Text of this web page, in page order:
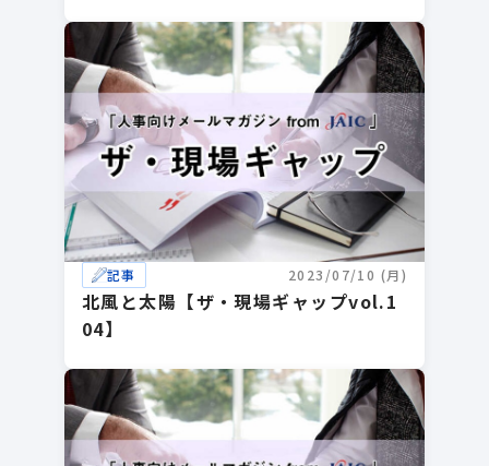
記事 2023/07/10 (月)
北風と太陽【ザ・現場ギャップvol.1
04】